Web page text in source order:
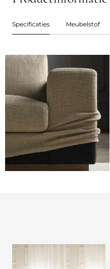
Specificaties Meubelstof